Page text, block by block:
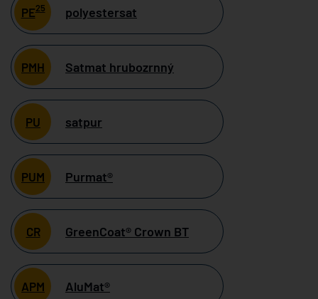
PE25 polyestersat
PMH Satmat hrubozrnný
PU satpur
PUM Purmat®
CR GreenCoat® Crown BT
APM AluMat®